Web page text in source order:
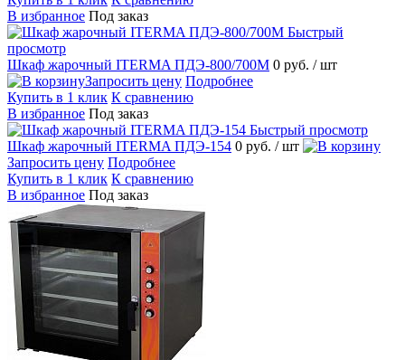
В избранное Под заказ
Быстрый
просмотр
Шкаф жарочный ITERMA ПДЭ-800/700М 0 руб. / шт
Запросить цену Подробнее
Купить в 1 клик К сравнению
В избранное Под заказ
Быстрый просмотр
Шкаф жарочный ITERMA ПДЭ-154 0 руб. / шт
Запросить цену Подробнее
Купить в 1 клик К сравнению
В избранное Под заказ